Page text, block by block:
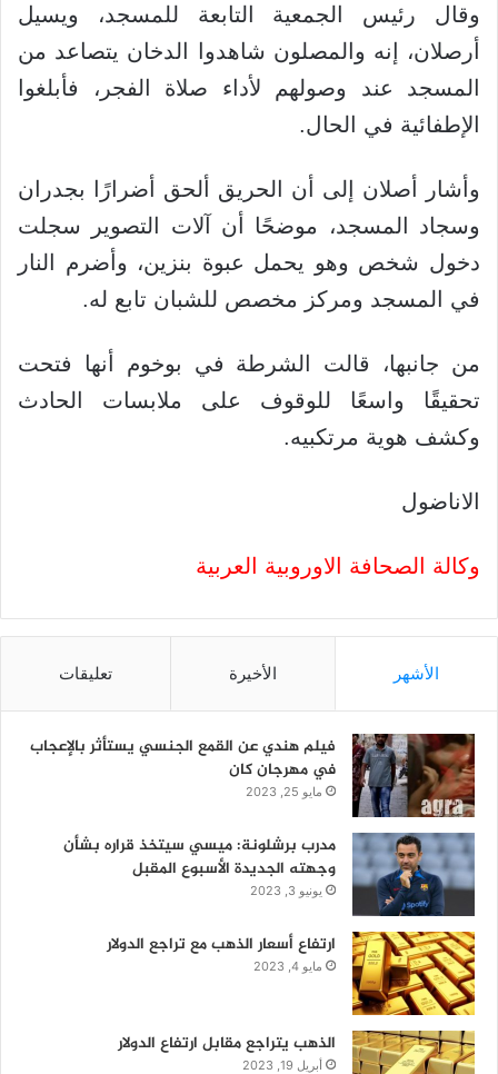
وقال رئيس الجمعية التابعة للمسجد، ويسيل
أرصلان، إنه والمصلون شاهدوا الدخان يتصاعد من
المسجد عند وصولهم لأداء صلاة الفجر، فأبلغوا
الإطفائية في الحال.
وأشار أصلان إلى أن الحريق ألحق أضرارًا بجدران
وسجاد المسجد، موضحًا أن آلات التصوير سجلت
دخول شخص وهو يحمل عبوة بنزين، وأضرم النار
في المسجد ومركز مخصص للشبان تابع له.
من جانبها، قالت الشرطة في بوخوم أنها فتحت
تحقيقًا واسعًا للوقوف على ملابسات الحادث
وكشف هوية مرتكبيه.
الاناضول
وكالة الصحافة الاوروبية العربية
الأشهر الأخيرة تعليقات
فيلم هندي عن القمع الجنسي يستأثر بالإعجاب
في مهرجان كان
مايو 25, 2023
مدرب برشلونة: ميسي سيتخذ قراره بشأن
وجهته الجديدة الأسبوع المقبل
يونيو 3, 2023
ارتفاع أسعار الذهب مع تراجع الدولار
مايو 4, 2023
الذهب يتراجع مقابل ارتفاع الدولار
أبريل 19, 2023